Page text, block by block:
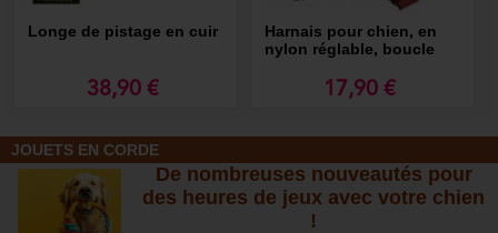
Longe de pistage en cuir
38,90 €
Harnais pour chien, en
nylon réglable, boucle
17,90 €
JOUETS EN CORDE
De nombreuses nouveautés pour
des heures de jeux avec votre chien
!